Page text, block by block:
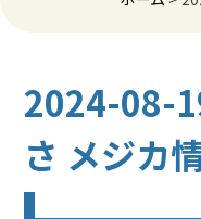
2024-08-
さ メジカ